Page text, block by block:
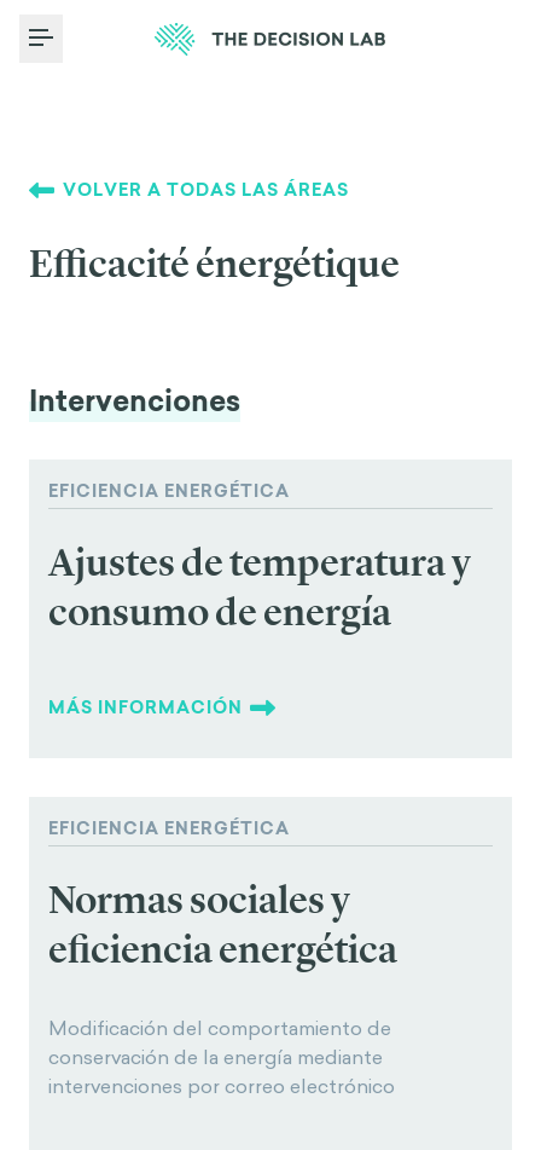
Toggle Menu
VOLVER A TODAS LAS ÁREAS
Efficacité énergétique
Intervenciones
EFICIENCIA ENERGÉTICA
Ajustes de temperatura y
consumo de energía
MÁS INFORMACIÓN
EFICIENCIA ENERGÉTICA
Normas sociales y
eficiencia energética
Modificación del comportamiento de
conservación de la energía mediante
intervenciones por correo electrónico